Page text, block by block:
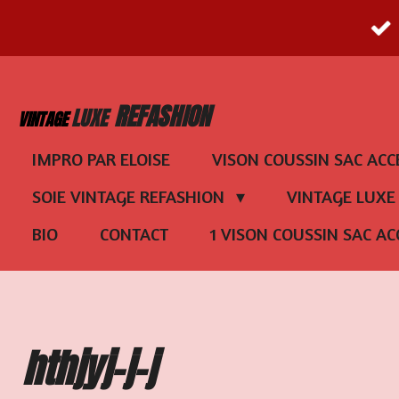
au
principal
VINTAGELUXE REFASHION
IMPRO PAR ELOISE VISON COUSSIN SAC
SOIE VINTAGE REFASHION
VINTAGE LUXE
BIO
CONTACT 1 VISON COUSSIN SAC
hthjyj-j-j